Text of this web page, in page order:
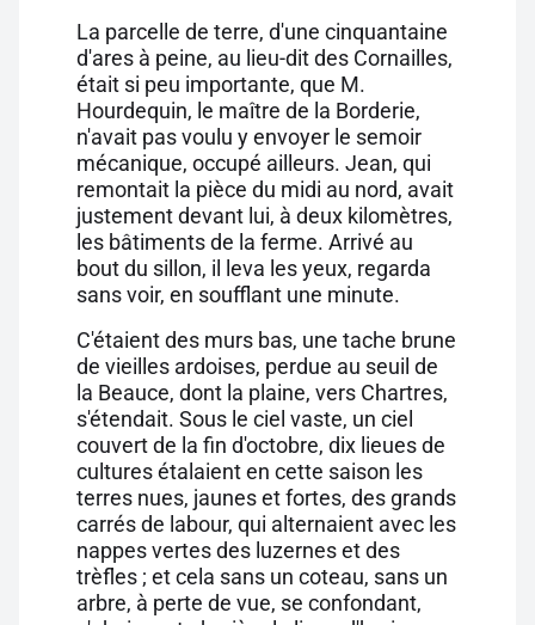
La parcelle de terre, d'une cinquantaine
d'ares à peine, au lieu-dit des Cornailles,
était si peu importante, que M.
Hourdequin, le maître de la Borderie,
n'avait pas voulu y envoyer le semoir
mécanique, occupé ailleurs. Jean, qui
remontait la pièce du midi au nord, avait
justement devant lui, à deux kilomètres,
les bâtiments de la ferme. Arrivé au
bout du sillon, il leva les yeux, regarda
sans voir, en soufflant une minute.
C'étaient des murs bas, une tache brune
de vieilles ardoises, perdue au seuil de
la Beauce, dont la plaine, vers Chartres,
s'étendait. Sous le ciel vaste, un ciel
couvert de la fin d'octobre, dix lieues de
cultures étalaient en cette saison les
terres nues, jaunes et fortes, des grands
carrés de labour, qui alternaient avec les
nappes vertes des luzernes et des
trèfles ; et cela sans un coteau, sans un
arbre, à perte de vue, se confondant,